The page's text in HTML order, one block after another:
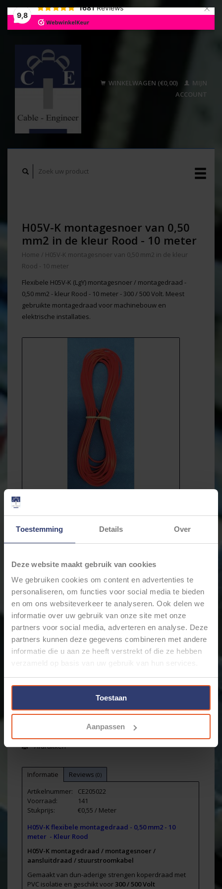
Toestemming Details Over
Deze website maakt gebruik van cookies
We gebruiken cookies om content en advertenties te
personaliseren, om functies voor social media te bieden
en om ons websiteverkeer te analyseren. Ook delen we
informatie over uw gebruik van onze site met onze
partners voor social media, adverteren en analyse. Deze
partners kunnen deze gegevens combineren met andere
informatie die u aan ze heeft verstrekt of die ze hebben
verzameld op basis van uw gebruik van hun services.
Toestaan
Aanpassen
9,8
1681 Reviews ×
WINKELWAGEN (€0,00)
MIJN
ACCOUNT
H05V-K montagesnoer van 0,50
mm2 in de kleur Rood - 10 meter
Home / H05V-K montagesnoer van 0,50 mm2 in de kleur
Rood - 10 meter
Flexibele H05V-K (LgY) montagesnoer / montagedraad -
0,50 mm2 - kleur Rood - 10 meter - 300 / 500 Volt. Meest
gebruikte montagedraad voor machinebouw en
elektrische installaties.
€5,48Incl. btw
* Stukprijs: €0,55 / Meter
Levertijd: Bestellingen op ma. t/m vrij. voor 17:00 worden
dezelfde dag verstuurd.
Merk: Cable-Engineer
Email ons over dit product
Aan verlanglijst toevoegen
Afdrukken
Informatie Reviews (0)
Artikelnummer:
CE205022
Voorraad:
141
Stukprijs:
€0,55 / Meter
H05V-K flexibele montagedraad - 0,50 mm2 - 10
meter - Kleur Rood
H05V-K montagedraad / montagesnoer /
aansluitdraad / stuurstroomkabel
Gemaakt van dun-aderige strengen koperdraad met
PVC isolatie en geschikt voor 300 / 500 Volt